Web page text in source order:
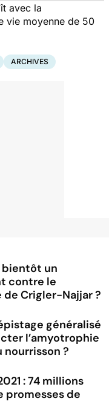
avec la
vie moyenne de 50
ARCHIVES
bientôt un
contre le
de Crigler-Najjar ?
généralisé
l’amyotrophie
nourrisson ?
: 74 millions
promesses de